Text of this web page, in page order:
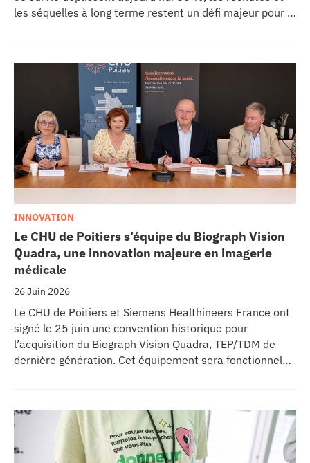
les séquelles à long terme restent un défi majeur pour la
l’Oncopole Claudius Regaud et de leurs partenaires,
lancent CIRCLE, un centre de recherche d’excellence
dédié aux cancers pédiatriques.
Le CHU de Poitiers s’équipe du Biograph Vision
Quadra, une innovation majeure en imagerie
médicale
26 Juin 2026
INNOVATION
Le CHU de Poitiers et Siemens Healthineers France ont
signé le 25 juin une convention historique pour
l’acquisition du Biograph Vision Quadra, TEP/TDM de
dernière génération. Cet équipement sera fonctionnel
l’excellence clinique et scientifique de l’établissement.
Ce projet représente un investissement de 9,5 millions
d’euros pour l’acquisition et l’installation de
l’équipement au cœur même du pôle régional de